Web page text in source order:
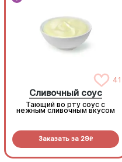
41
Сливочный соус
Тающий во рту соус с
нежным сливочным вкусом
Заказать за 29R